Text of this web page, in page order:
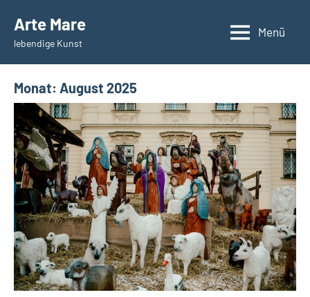
Inhalt
springen
Arte Mare
lebendige Kunst
Menü
Monat: August 2025